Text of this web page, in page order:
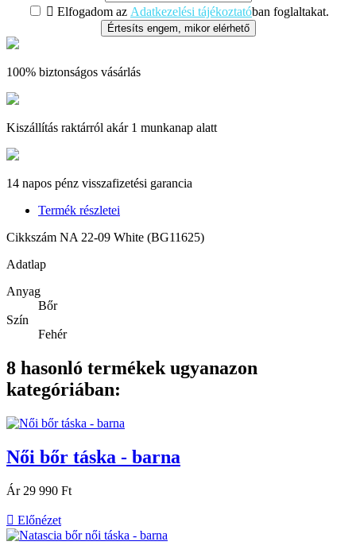
 Elfogadom az Adatkezelési tájékoztatóban foglaltakat.
Értesíts engem, mikor elérhető
100% biztonságos vásárlás
Kiszállítás raktárról akár 1 munkanap alatt
14 napos pénz visszafizetési garancia
Termék részletei
Cikkszám NA 22-09 White (BG11625)
Adatlap
Anyag
Bőr
Szín
Fehér
8 hasonló termékek ugyanazon
kategóriában:
Női bőr táska - barna
Ár 29 990 Ft
 Előnézet